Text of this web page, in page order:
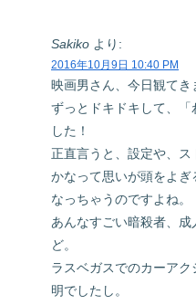
Sakiko より:
2016年10月9日 10:40 PM
映画男さん、今日観てき
ずっとドキドキして、
した！
正直言うと、設定や、
かなって思いが頭をよぎ
なっちゃうのですよね。
あんなすごい暗殺者、
ど。
ラスベガスでのカーア
明でしたし。